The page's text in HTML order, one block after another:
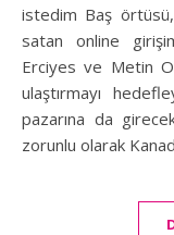
istedim Baş
satan online
Erciyes ve Metin
ulaştırmayı
pazarına da
zorunlu olarak